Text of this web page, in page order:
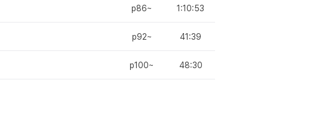
p86~ 1:10:53
p92~ 41:39
p100~ 48:30